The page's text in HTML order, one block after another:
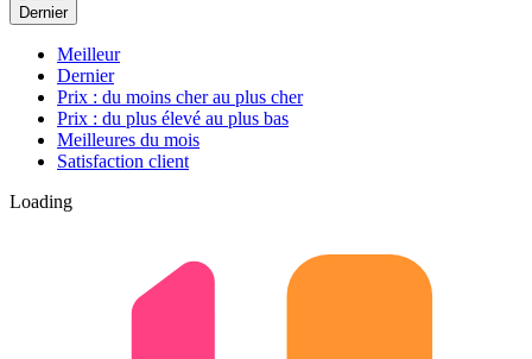
Dernier
Meilleur
Dernier
Prix : du moins cher au plus cher
Prix : du plus élevé au plus bas
Meilleures du mois
Satisfaction client
Loading